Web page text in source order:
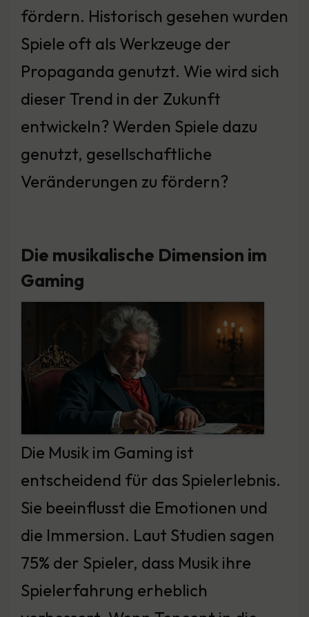
fördern. Historisch gesehen wurden
Spiele oft als Werkzeuge der
Propaganda genutzt. Wie wird sich
dieser Trend in der Zukunft
entwickeln? Werden Spiele dazu
genutzt, gesellschaftliche
Veränderungen zu fördern?
Die musikalische Dimension im
Gaming
Die Musik im Gaming ist
entscheidend für das Spielerlebnis.
Sie beeinflusst die Emotionen und
die Immersion. Laut Studien sagen
75% der Spieler, dass Musik ihre
Spielerfahrung erheblich